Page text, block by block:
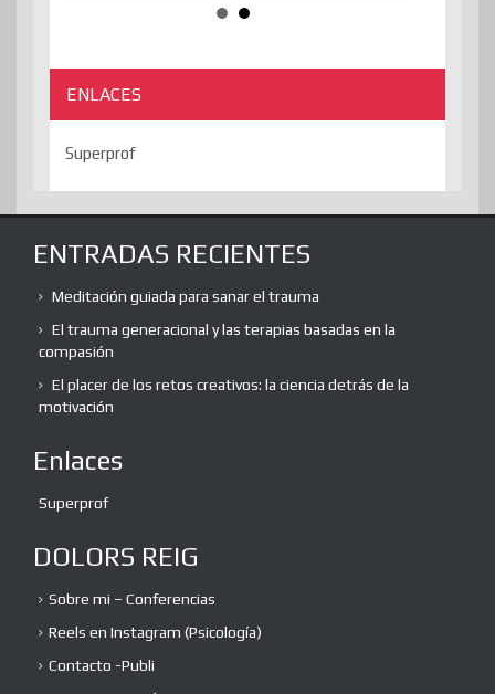
ENLACES
Superprof
ENTRADAS RECIENTES
Meditación guiada para sanar el trauma
El trauma generacional y las terapias basadas en la
compasión
El placer de los retos creativos: la ciencia detrás de la
motivación
Enlaces
Superprof
DOLORS REIG
Sobre mi – Conferencias
Reels en Instagram (Psicología)
Contacto -Publi